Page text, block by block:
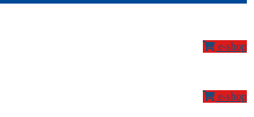
e-shop
e-shop